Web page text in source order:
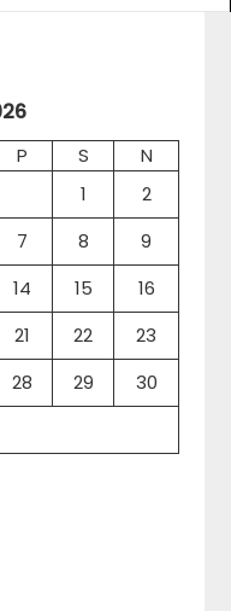
P S
N
1
2
7 8
9
14 15
16
21 22
23
28 29
30